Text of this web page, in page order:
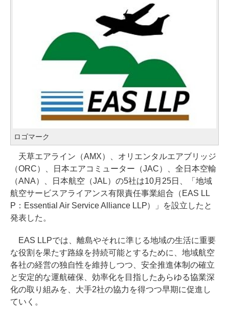
ロゴマーク
天草エアライン（AMX）、オリエンタルエアブリッジ
（ORC）、日本エアコミューター（JAC）、全日本空輸
（ANA）、日本航空（JAL）の5社は10月25日、「地域
航空サービスアライアンス有限責任事業組合（EAS LL
P：Essential Air Service Alliance LLP）」を設立したと
発表した。
EAS LLPでは、離島やそれに準じる地域の生活に重要
な役割を果たす路線を持続可能とするために、地域航空
各社の経営の独自性を維持しつつ、安全推進体制の確立
と安定的な運航確保、効率化を目指したあらゆる協業深
化の取り組みを、大手2社の協力を得つつ早期に促進し
ていく。